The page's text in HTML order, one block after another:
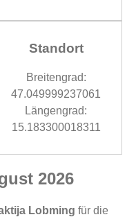
Standort
Breitengrad:
47.049999237061
Längengrad:
15.183300018311
2026
Lobming für die